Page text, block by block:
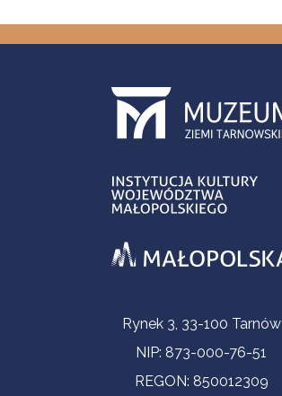
Informacje kontaktoweRynek 3, 33-100 Tarnów
NIP: 873-000-76-51
REGON: 850012309